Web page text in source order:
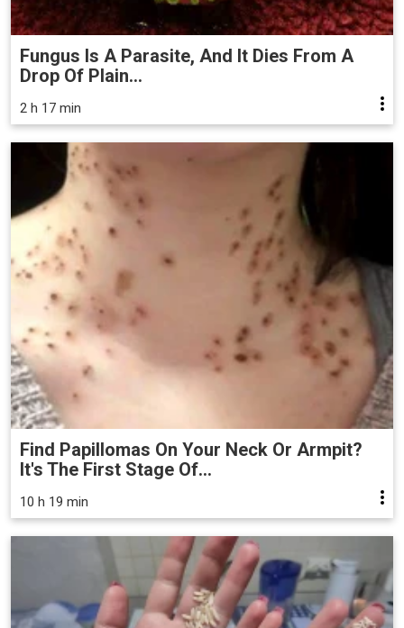
Fungus Is A Parasite, And It Dies From A
Drop Of Plain...
2 h 17 min
Find Papillomas On Your Neck Or Armpit?
It's The First Stage Of...
10 h 19 min